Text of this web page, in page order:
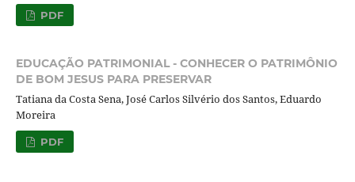
PDF
EDUCAÇÃO PATRIMONIAL - CONHECER O PATRIMÔNIO
DE BOM JESUS PARA PRESERVAR
Tatiana da Costa Sena, José Carlos Silvério dos Santos, Eduardo
Moreira
PDF